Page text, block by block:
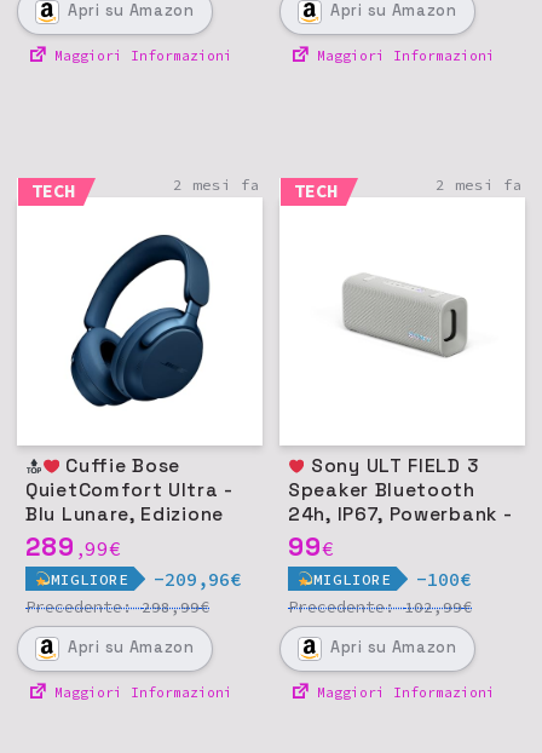
Apri su Amazon
Maggiori Informazioni
Apri su Amazon
Maggiori Informazioni
TECH 2 mesi fa
QuietComfort Ultra -
Blu Lunare, Edizione
Limitata
289 ,99€
MIGLIORE -209,96€
Precedente:298,99€
Apri su Amazon
Maggiori Informazioni
TECH 2 mesi fa
Speaker Bluetooth
24h, IP67, Powerbank -
Off White
99€
MIGLIORE -100€
Precedente:102,99€
Apri su Amazon
Maggiori Informazioni